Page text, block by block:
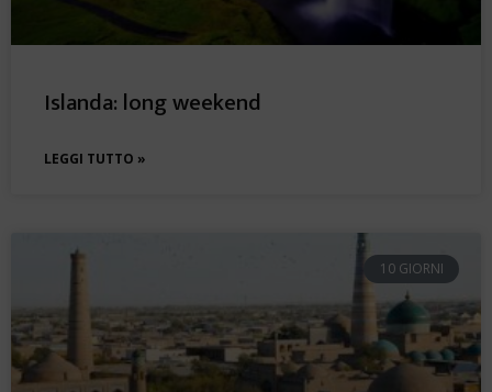
Islanda: long weekend
LEGGI TUTTO »
10 GIORNI